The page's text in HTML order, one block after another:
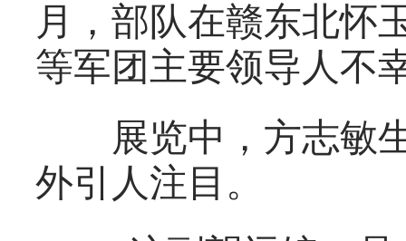
月，部队在赣东北怀
等军团主要领导人不
展览中，方志敏生
外引人注目。